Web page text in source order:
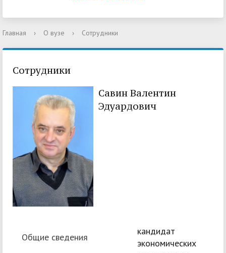
Главная › О вузе › Сотрудники
Сотрудники
Савин Валентин
Эдуардович
Общие сведения
кандидат
экономических